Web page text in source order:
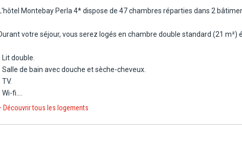
de la baie de Kotor. Une salle de fitness est également disponible
Montebay Perla 4* dispose de 47 chambres réparties dans 2
votre séjour, vous serez logés en chambre double standard (21 m²)
Lit double.
Salle de bain avec douche et sèche-cheveux.
TV.
Wi-fi.
Climatisation.
Découvrir tous les logements